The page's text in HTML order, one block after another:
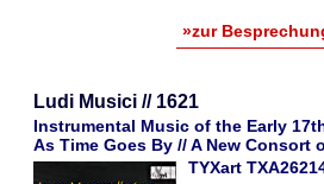
»zur
Ludi Musici // 1621
Instrumental Music of the Early
As Time Goes By // A New Consort
TYXart